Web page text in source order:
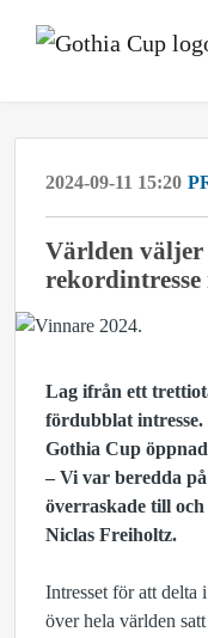
2024-09-11 15:20
Världen
Lag ifrån ett
fördubblat
Gothia Cup
– Vi var beredda
överraskade till och
Niclas Freiholtz.
Intresset för att delta
över hela världen